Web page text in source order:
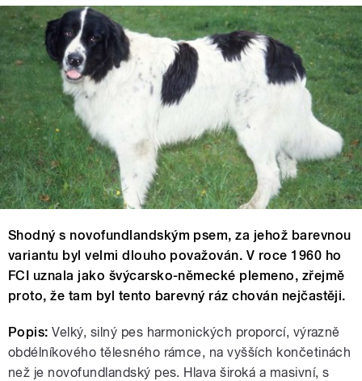
Shodný s novofundlandským psem, za jehož barevnou
variantu byl velmi dlouho považován. V roce 1960 ho
FCI uznala jako švýcarsko-německé plemeno, zřejmě
proto, že tam byl tento barevný ráz chován nejčastěji.
Popis: Velký, silný pes harmonických proporcí, výrazně
obdélníkového tělesného rámce, na vyšších končetinách
než je novofundlandský pes. Hlava široká a masivní, s